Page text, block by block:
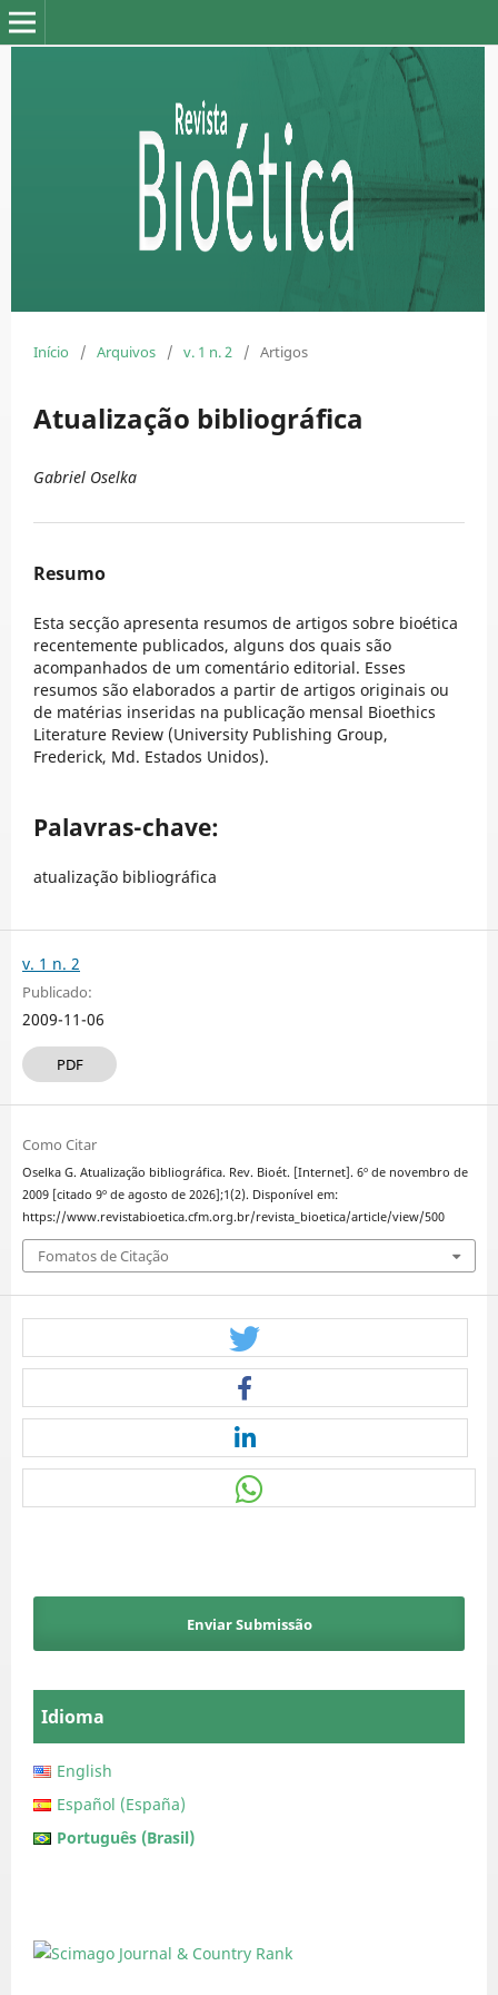
Início / Arquivos / v. 1 n. 2 / Artigos
Atualização bibliográfica
Gabriel Oselka
Resumo
Esta secção apresenta resumos de artigos sobre bioética
recentemente publicados, alguns dos quais são
acompanhados de um comentário editorial. Esses
resumos são elaborados a partir de artigos originais ou
de matérias inseridas na publicação mensal Bioethics
Literature Review (University Publishing Group,
Frederick, Md. Estados Unidos).
Palavras-chave:
atualização bibliográfica
v. 1 n. 2
Publicado:
2009-11-06
PDF
Como Citar
Oselka G. Atualização bibliográfica. Rev. Bioét. [Internet]. 6º de novembro de
2009 [citado 9º de agosto de 2026];1(2). Disponível em:
https://www.revistabioetica.cfm.org.br/revista_bioetica/article/view/500
Fomatos de Citação
Enviar Submissão
Idioma
English
Español (España)
Português (Brasil)